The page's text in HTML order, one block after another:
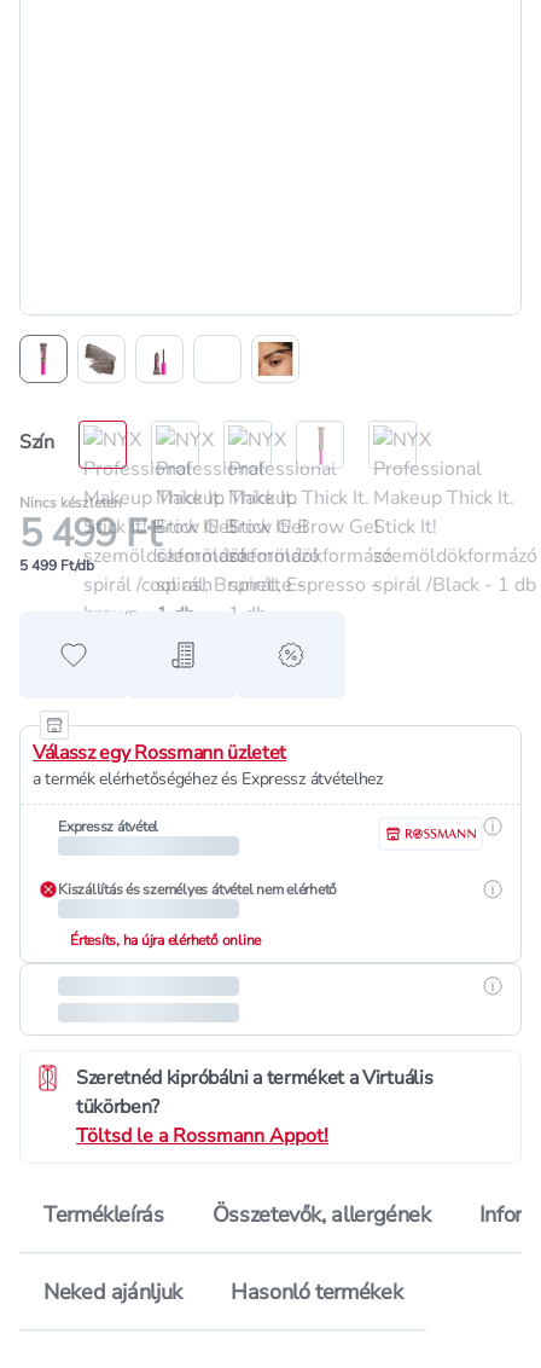
Szín
Nincs készleten
5 499 Ft
5 499 Ft/db
Hozzáadás a kedvencekhez
Hozzáadás a bevásárló listához
alert when on sale
Válassz egy Rossmann üzletet
a termék elérhetőségéhez és Expressz átvételhez
Expressz átvétel
Kiszállítás és személyes átvétel nem elérhető
Értesíts, ha újra elérhető online
Szeretnéd kipróbálni a terméket a Virtuális
tükörben?
Töltsd le a Rossmann Appot!
Termékleírás Összetevők, allergének
Neked ajánljuk Hasonló termékek